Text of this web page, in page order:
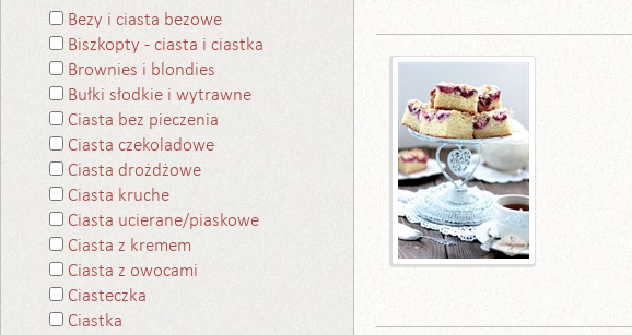
Bezy i ciasta bezowe
Biszkopty - ciasta i ciastka
Brownies i blondies
Bułki słodkie i wytrawne
Ciasta bez pieczenia
Ciasta czekoladowe
Ciasta drożdżowe
Ciasta kruche
Ciasta ucierane/piaskowe
Ciasta z kremem
Ciasta z owocami
Ciasteczka
Ciastka